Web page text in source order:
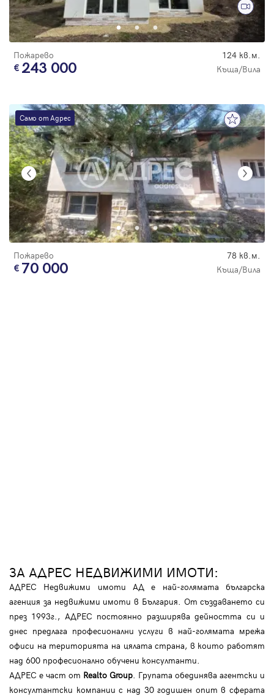
Пожарево 124 кв.м.
243 000 Къща/Вила
Само от Адрес
Пожарево 78 кв.м.
70 000 Къща/Вила
ЗА АДРЕС НЕДВИЖИМИ ИМОТИ:
АДРЕС Недвижими имоти АД е най-голямата българска
агенция за недвижими имоти в България. От създаването си
през 1993г., АДРЕС постоянно разширява дейността си и
днес предлага професионални услуги в най-голямата мрежа
офиси на територията на цялата страна, в които работят
над 600 професионално обучени консултанти.
АДРЕС е част от Realto Group. Групата обединява агентски и
консултантски компании с над 30 годишен опит в сферата
Парола
Забравена парола
Регистрация